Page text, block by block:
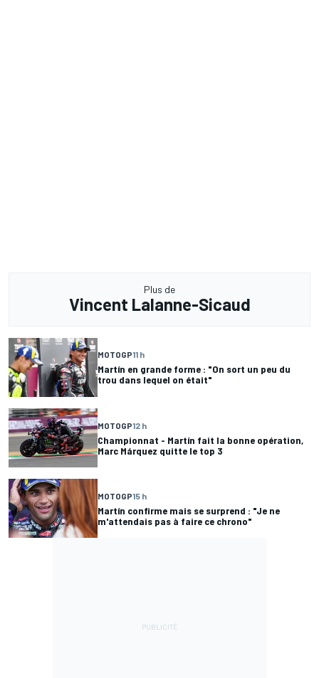
Plus de
Vincent Lalanne-Sicaud
MOTOGP11 h
Martín en grande forme : "On sort un peu du
trou dans lequel on était"
MOTOGP12 h
Championnat - Martín fait la bonne opération,
Marc Márquez quitte le top 3
MOTOGP15 h
Martín confirme mais se surprend : "Je ne
m'attendais pas à faire ce chrono"